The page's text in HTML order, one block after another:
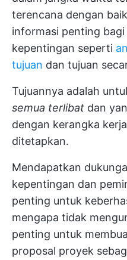
terencana dengan
informasi penting
kepentingan seperti
tujuan dan tujuan
Tujuannya adalah
semua terlibat dan
dengan kerangka
ditetapkan.
Mendapatkan
kepentingan dan
penting untuk
mengapa tidak
penting untuk
proposal proyek